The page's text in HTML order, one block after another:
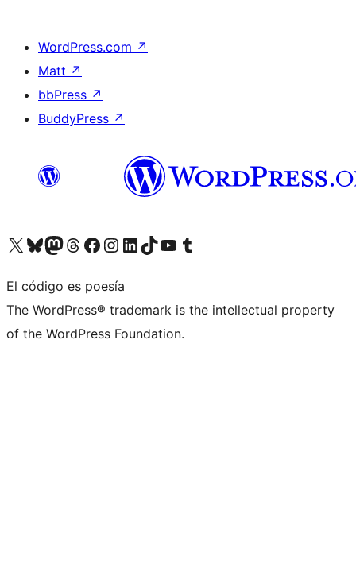
WordPress.com ↗
Matt ↗
bbPress ↗
BuddyPress ↗
Visita nuestra cuenta de X (anteriormente Twitter)
Visita nuestra cuenta de Bluesky
Visita nuestra cuenta de Mastodon
Visita nuestra cuenta de Threads
Visita nuestra página de Facebook
Visita nuestra cuenta de Instagram
Visita nuestra cuenta de LinkedIn
Visita nuestra cuenta de TikTok
Visita nuestro canal de YouTube
Visita nuestra cuenta de Tumblr
El código es poesía
The WordPress® trademark is the intellectual property
of the WordPress Foundation.